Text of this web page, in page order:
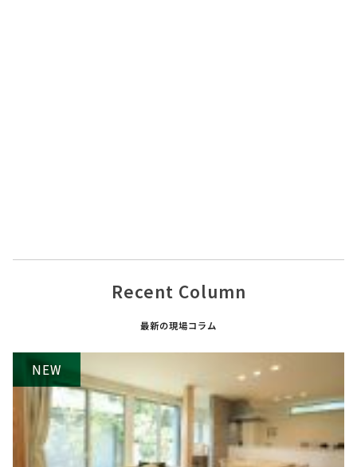
Recent Column
最新の現場コラム